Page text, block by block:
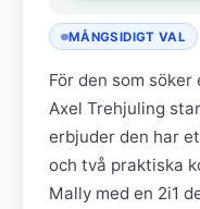
MÅNGSIDIGT VAL
För den som
Axel Trehjuling
erbjuder den har
och två praktiska
Mally med en 2i1